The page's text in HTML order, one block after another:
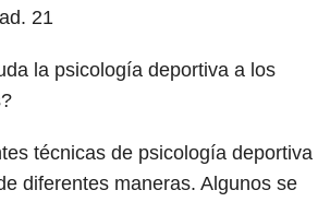
21
la psicología deportiva a los
técnicas de psicología deportiva
diferentes maneras. Algunos se